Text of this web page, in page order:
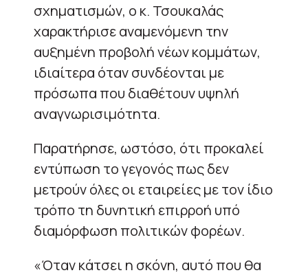
σχηματισμών, ο κ. Τσουκαλάς
χαρακτήρισε αναμενόμενη την
αυξημένη προβολή νέων κομμάτων,
ιδιαίτερα όταν συνδέονται με
πρόσωπα που διαθέτουν υψηλή
αναγνωρισιμότητα.
Παρατήρησε, ωστόσο, ότι προκαλεί
εντύπωση το γεγονός πως δεν
μετρούν όλες οι εταιρείες με τον ίδιο
τρόπο τη δυνητική επιρροή υπό
διαμόρφωση πολιτικών φορέων.
«Όταν κάτσει η σκόνη, αυτό που θα